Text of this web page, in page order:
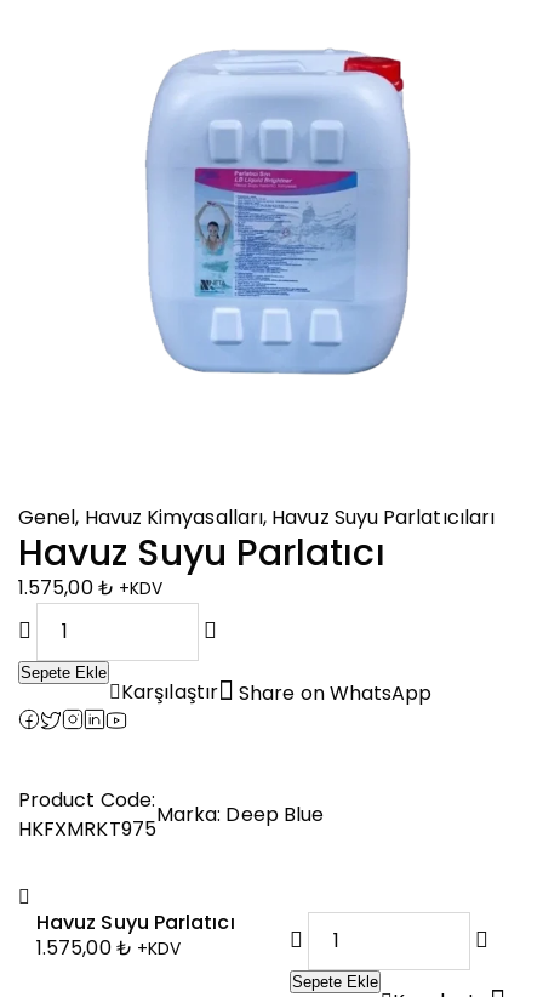
Genel, Havuz Kimyasalları, Havuz Suyu Parlatıcıları
Havuz Suyu Parlatıcı
1.575,00₺ +KDV
Sepete Ekle
Karşılaştır Share on WhatsApp
Product Code:
HKFXMRKT975
Marka: Deep Blue
Havuz Suyu Parlatıcı
1.575,00₺ +KDV
Sepete Ekle